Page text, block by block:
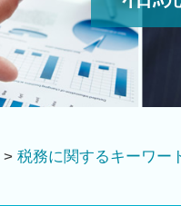
> 税務に関するキーワー